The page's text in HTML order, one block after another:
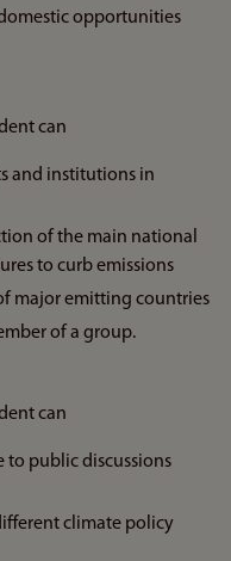
opportunities
can
and institutions in
of the main national
to curb emissions
major emitting countries
of a group.
can
to public discussions
climate policy